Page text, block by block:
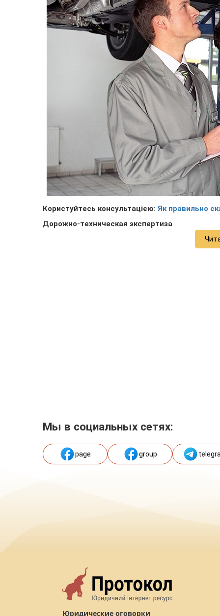
Користуйтесь консультацією: Як правильно
Дорожно-техническая экспертиза
Мы в социальных сетях:
page group
Юридические оговорки